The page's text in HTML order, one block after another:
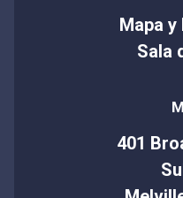
Mapa
Sala
401